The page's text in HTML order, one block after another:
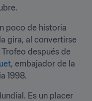
poco de historia
gira, al convertirse
después de
, embajador de la
1998.
Es un placer